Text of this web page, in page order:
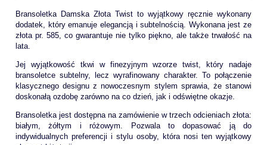
Bransoletka Damska Złota Twist to wyjątkowy ręcznie wykonany
dodatek, który emanuje elegancją i subtelnością. Wykonana jest ze
złota pr. 585, co gwarantuje nie tylko piękno, ale także trwałość na
lata.
Jej wyjątkowość tkwi w finezyjnym wzorze twist, który nadaje
bransoletce subtelny, lecz wyrafinowany charakter. To połączenie
klasycznego designu z nowoczesnym stylem sprawia, że stanowi
doskonałą ozdobę zarówno na co dzień, jak i odświętne okazje.
Bransoletka jest dostępna na zamówienie w trzech odcieniach złota:
białym, żółtym i różowym. Pozwala to dopasować ją do
indywidualnych preferencji i stylu osoby, która nosi ten wyjątkowy